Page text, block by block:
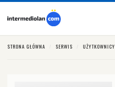
STRONA GŁÓWNA SERWIS UŻYTKOWNICY